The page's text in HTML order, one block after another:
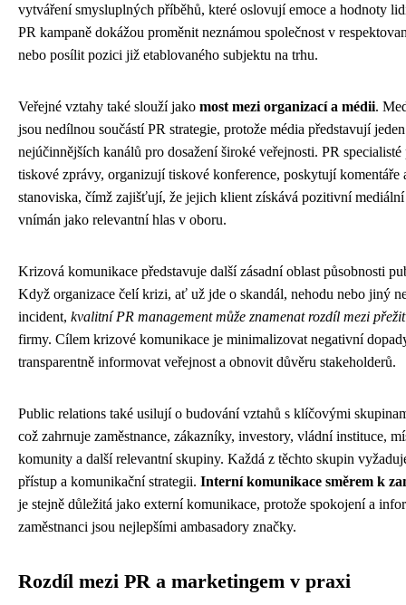
vytváření smysluplných příběhů, které oslovují emoce a hodnoty
PR kampaně dokážou proměnit neznámou společnost v
nebo posílit pozici již etablovaného subjektu na trhu.
Veřejné vztahy také slouží jako most mezi organizací a médii.
jsou nedílnou součástí PR strategie, protože média představují
nejúčinnějších kanálů pro dosažení široké veřejnosti. PR
tiskové zprávy, organizují tiskové konference, poskytují komentáře
stanoviska, čímž zajišťují, že jejich klient získává pozitivní
vnímán jako relevantní hlas v oboru.
Krizová komunikace představuje další zásadní oblast působnosti
Když organizace čelí krizi, ať už jde o skandál, nehodu nebo jiný
incident, kvalitní PR management může znamenat rozdíl mezi
firmy. Cílem krizové komunikace je minimalizovat negativní
transparentně informovat veřejnost a obnovit důvěru stakeholderů.
Public relations také usilují o budování vztahů s klíčovými
což zahrnuje zaměstnance, zákazníky, investory, vládní instituce,
komunity a další relevantní skupiny. Každá z těchto skupin
přístup a komunikační strategii. Interní komunikace směrem k
je stejně důležitá jako externí komunikace, protože spokojení a
zaměstnanci jsou nejlepšími ambasadory značky.
Rozdíl mezi PR a marketingem v praxi